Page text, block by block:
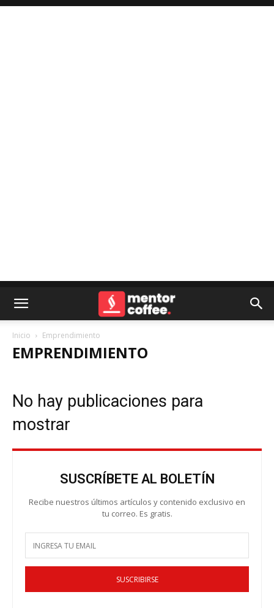
Inicio Emprendimiento
EMPRENDIMIENTO
No hay publicaciones para
mostrar
SUSCRÍBETE AL BOLETÍN
Recibe nuestros últimos artículos y contenido exclusivo en
tu correo. Es gratis.
SUSCRIBIRSE